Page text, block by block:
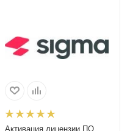
Активация лицензии ПО